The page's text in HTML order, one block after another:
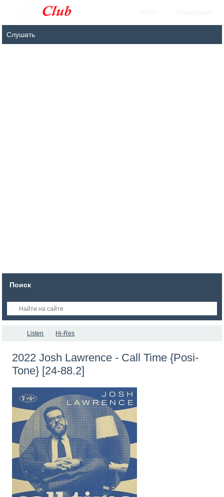
Поиск
Listen Hi-Res
2022 Josh Lawrence - Call Time {Posi-
Tone} [24-88.2]